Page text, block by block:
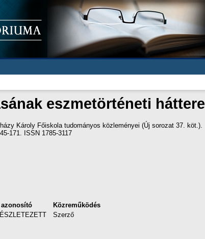
eszmetörténeti háttere
Károly Főiskola tudományos közleményei (Új sorozat 37. köt.).
171. ISSN 1785-3117
azonosító
Közreműködés
Szerző